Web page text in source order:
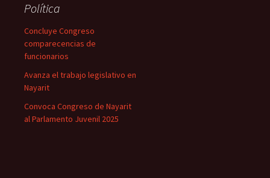
Política
Concluye Congreso
comparecencias de
funcionarios
Avanza el trabajo legislativo en
Nayarit
Convoca Congreso de Nayarit
al Parlamento Juvenil 2025